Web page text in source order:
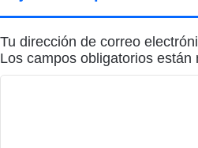
Tu dirección de correo
Los campos obligatorios están